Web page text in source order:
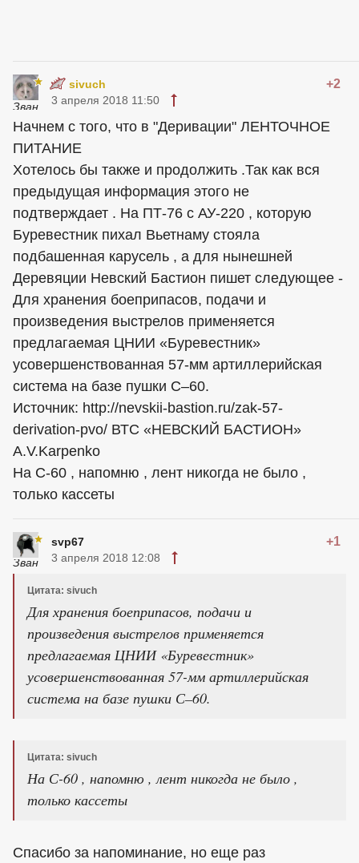
sivuch +2
3 апреля 2018 11:50
Начнем с того, что в "Деривации" ЛЕНТОЧНОЕ
ПИТАНИЕ
Хотелось бы также и продолжить .Так как вся
предыдущая информация этого не
подтверждает . На ПТ-76 с АУ-220 , которую
Буревестник пихал Вьетнаму стояла
подбашенная карусель , а для нынешней
Деревяции Невский Бастион пишет следующее -
Для хранения боеприпасов, подачи и
произведения выстрелов применяется
предлагаемая ЦНИИ «Буревестник»
усовершенствованная 57-мм артиллерийская
система на базе пушки С–60.
Источник: http://nevskii-bastion.ru/zak-57-
derivation-pvo/ ВТС «НЕВСКИЙ БАСТИОН»
A.V.Karpenko
На С-60 , напомню , лент никогда не было ,
только кассеты
svp67 +1
3 апреля 2018 12:08
Цитата: sivuch
Для хранения боеприпасов, подачи и
произведения выстрелов применяется
предлагаемая ЦНИИ «Буревестник»
усовершенствованная 57-мм артиллерийская
система на базе пушки С–60.
Цитата: sivuch
На С-60 , напомню , лент никогда не было ,
только кассеты
Спасибо за напоминание, но еще раз